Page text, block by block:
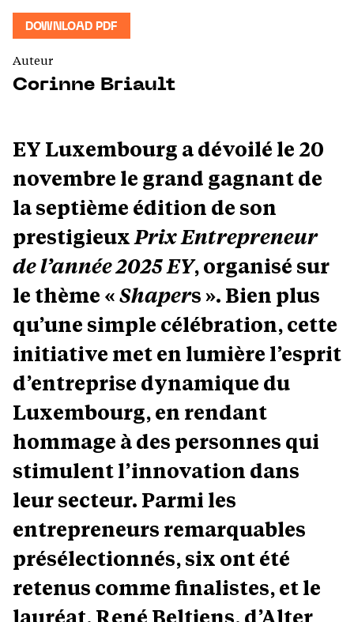
DOWNLOAD PDF
Auteur
Corinne Briault
EY Luxembourg a dévoilé le 20
novembre le grand gagnant de
la septième édition de son
prestigieuxPrix Entrepreneur
de l’année 2025 EY, organisé sur
le thème «Shapers ». Bien plus
qu’une simple célébration, cette
initiative met en lumière l’esprit
d’entreprise dynamique du
Luxembourg, en rendant
hommage à des personnes qui
stimulent l’innovation dans
leur secteur. Parmi les
entrepreneurs remarquables
présélectionnés, six ont été
retenus comme finalistes, et le
lauréat, René Beltjens, d’Alter